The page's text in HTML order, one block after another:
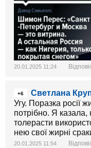
20.01.2025 11:24
+6
Светлана
Угу. Поразка росії
потрібно. Я казала,
толерасти
нею свої жирні
20.01.2025 11:54